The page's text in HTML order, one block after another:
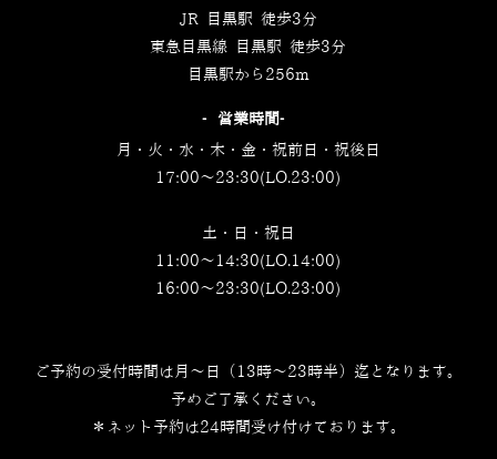
JR 目黒駅 徒歩3分
東急目黒線 目黒駅 徒歩3分
目黒駅から256m
‐営業時間‐
月・火・水・木・金・祝前日・祝後日
17:00～23:30(LO.23:00)
土・日・祝日
11:00～14:30(LO.14:00)
16:00～23:30(LO.23:00)
ご予約の受付時間は月～日（13時～23時半）迄となります。
予めご了承ください。
＊ネット予約は24時間受け付けております。